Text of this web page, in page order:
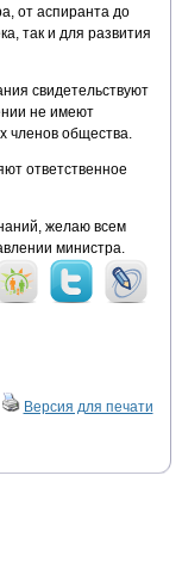
от аспиранта до
так и для развития
свидетельствуют
не имеют
членов общества.
ответственное
желаю всем
министра.
Версия для печати